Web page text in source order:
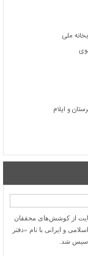
ملی
و ایلام
سال 1372 ش به قصد حمایت از كوشش‌های محققان
و ایرانی با نام «دفتر
شد.